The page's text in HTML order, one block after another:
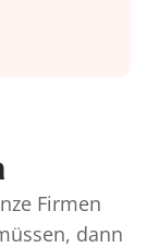
Firmen
dann